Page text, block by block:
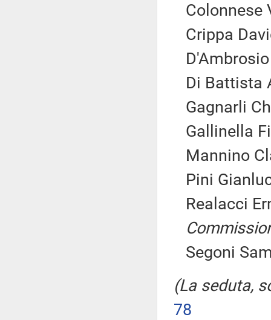
Colonnese
Crippa
Di Battista
Gagnarli
Gallinella
Mannino
Pini
Realacci
Segoni
(La seduta,
78